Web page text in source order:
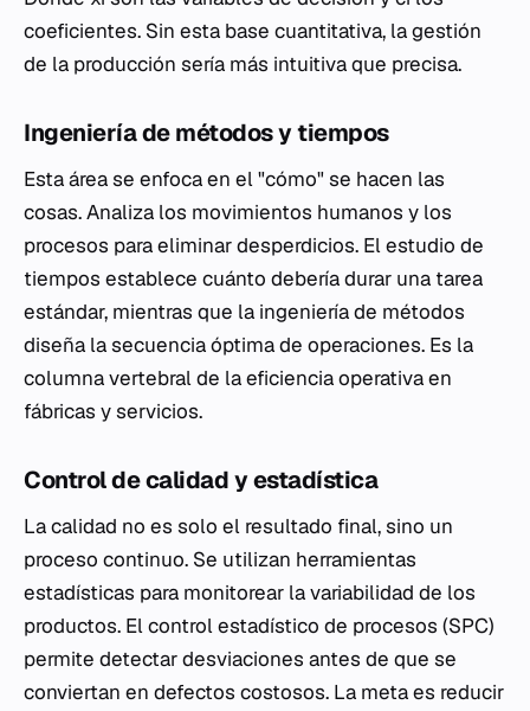
coeficientes. Sin esta base cuantitativa, la gestión
de la producción sería más intuitiva que precisa.
Ingeniería de métodos y tiempos
Esta área se enfoca en el "cómo" se hacen las
cosas. Analiza los movimientos humanos y los
procesos para eliminar desperdicios. El estudio de
tiempos establece cuánto debería durar una tarea
estándar, mientras que la ingeniería de métodos
diseña la secuencia óptima de operaciones. Es la
columna vertebral de la eficiencia operativa en
fábricas y servicios.
Control de calidad y estadística
La calidad no es solo el resultado final, sino un
proceso continuo. Se utilizan herramientas
estadísticas para monitorear la variabilidad de los
productos. El control estadístico de procesos (SPC)
permite detectar desviaciones antes de que se
conviertan en defectos costosos. La meta es reducir